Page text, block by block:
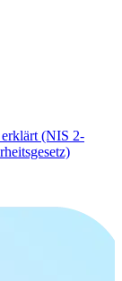
(NIS 2-